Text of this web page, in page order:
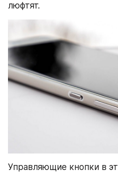
люфтят.
Управляющие кнопки в